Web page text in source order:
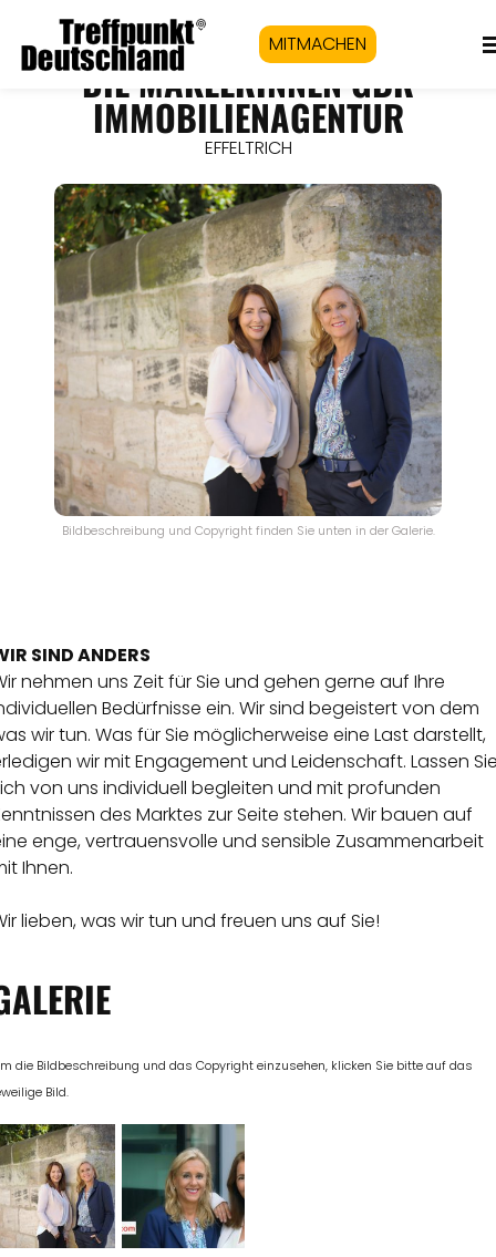
MITMACHEN
DIE MAKLERINNEN GBR
IMMOBILIENAGENTUR
EFFELTRICH
Bildbeschreibung und Copyright finden Sie unten in der Galerie.
SIND ANDERS
nehmen uns Zeit für Sie und gehen gerne auf Ihre
Bedürfnisse ein. Wir sind begeistert von dem
wir tun. Was für Sie möglicherweise eine Last darstellt,
wir mit Engagement und Leidenschaft. Lassen
von uns individuell begleiten und mit profunden
des Marktes zur Seite stehen. Wir bauen auf
enge, vertrauensvolle und sensible Zusammenarbeit
Ihnen.
lieben, was wir tun und freuen uns auf Sie!
die Bildbeschreibung und das Copyright einzusehen, klicken Sie bitte auf das
Bild.